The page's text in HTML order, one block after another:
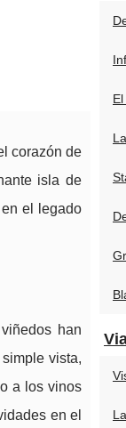
corazón de
isla de
el legado
han
vista,
a los vinos
en el